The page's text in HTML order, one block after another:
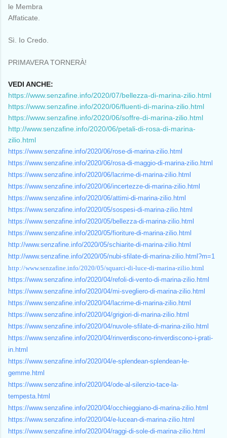
le Membra
Affaticate.
Sì. Io Credo.
PRIMAVERA TORNERÀ!
VEDI ANCHE:
https://www.senzafine.info/2020/07/bellezza-di-marina-zilio.html
https://www.senzafine.info/2020/06/fluenti-di-marina-zilio.html
https://www.senzafine.info/2020/06/soffre-di-marina-zilio.html
http://www.senzafine.info/2020/06/petali-di-rosa-di-marina-
zilio.html
https://www.senzafine.info/2020/06/rose-di-marina-zilio.html
https://www.senzafine.info/2020/06/rosa-di-maggio-di-marina-zilio.html
https://www.senzafine.info/2020/06/lacrime-di-marina-zilio.html
https://www.senzafine.info/2020/06/incertezze-di-marina-zilio.html
https://www.senzafine.info/2020/06/attimi-di-marina-zilio.html
https://www.senzafine.info/2020/05/sospesi-di-marina-zilio.html
https://www.senzafine.info/2020/05/bellezza-di-marina-zilio.html
https://www.senzafine.info/2020/05/fioriture-di-marina-zilio.html
http://www.senzafine.info/2020/05/schiarite-di-marina-zilio.html
http://www.senzafine.info/2020/05/nubi-sfilate-di-marina-zilio.html?m=1
http://www.senzafine.info/2020/05/squarci-di-luce-di-marina-zilio.html
https://www.senzafine.info/2020/04/refoli-di-vento-di-marina-zilio.html
https://www.senzafine.info/2020/04/mi-svegliero-di-marina-zilio.html
https://www.senzafine.info/2020/04/lacrime-di-marina-zilio.html
https://www.senzafine.info/2020/04/grigiori-di-marina-zilio.html
https://www.senzafine.info/2020/04/nuvole-sfilate-di-marina-zilio.html
https://www.senzafine.info/2020/04/rinverdiscono-rinverdiscono-i-prati-
in.html
https://www.senzafine.info/2020/04/e-splendean-splendean-le-
gemme.html
https://www.senzafine.info/2020/04/ode-al-silenzio-tace-la-
tempesta.html
https://www.senzafine.info/2020/04/occhieggiano-di-marina-zilio.html
https://www.senzafine.info/2020/04/e-lucean-di-marina-zilio.html
https://www.senzafine.info/2020/04/raggi-di-sole-di-marina-zilio.html